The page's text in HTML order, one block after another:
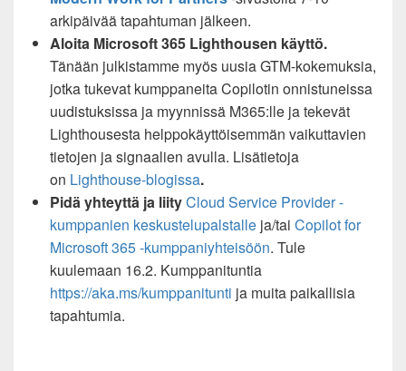
arkipäivää tapahtuman jälkeen.
Aloita Microsoft 365 Lighthousen käyttö.
Tänään julkistamme myös uusia GTM-kokemuksia,
jotka tukevat kumppaneita Copilotin onnistuneissa
uudistuksissa ja myynnissä M365:lle ja tekevät
Lighthousesta helppokäyttöisemmän vaikuttavien
tietojen ja signaalien avulla. Lisätietoja
on Lighthouse-blogissa.
Pidä yhteyttä ja liityCloud Service Provider -
kumppanien keskustelupalstalle ja/tai Copilot for
Microsoft 365 -kumppaniyhteisöön. Tule
kuulemaan 16.2. Kumppanituntia
https://aka.ms/kumppanitunti ja muita paikallisia
tapahtumia.